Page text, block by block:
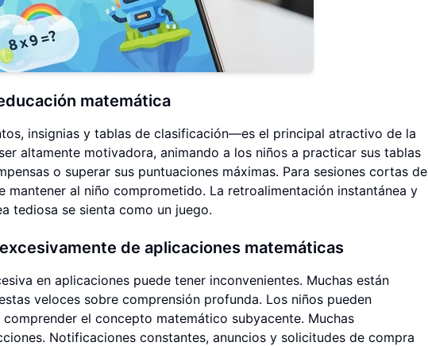
matemática
insignias y tablas de clasificación—es el principal atractivo de la
altamente motivadora, animando a los niños a practicar sus tablas
o superar sus puntuaciones máximas. Para sesiones cortas de
al niño comprometido. La retroalimentación instantánea y
tediosa se sienta como un juego.
de aplicaciones matemáticas
en aplicaciones puede tener inconvenientes. Muchas están
veloces sobre comprensión profunda. Los niños pueden
el concepto matemático subyacente. Muchas
Notificaciones constantes, anuncios y solicitudes de compra